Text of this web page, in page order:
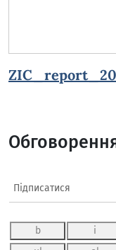
Підписатися